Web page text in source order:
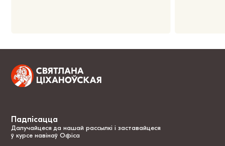
Падпісацца
Далучайцеся да нашай рассылкі і заставайцеся
ў курсе навінаў Офіса